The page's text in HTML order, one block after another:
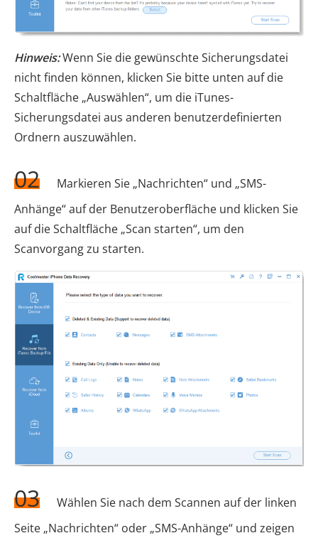
Hinweis:Wenn Sie die gewünschte Sicherungsdatei
nicht finden können, klicken Sie bitte unten auf die
Schaltfläche „Auswählen“, um die iTunes-
Sicherungsdatei aus anderen benutzerdefinierten
Ordnern auszuwählen.
02
Markieren Sie „Nachrichten“ und „SMS-
Anhänge“ auf der Benutzeroberfläche und klicken Sie
auf die Schaltfläche „Scan starten“, um den
Scanvorgang zu starten.
03
Wählen Sie nach dem Scannen auf der linken
Seite „Nachrichten“ oder „SMS-Anhänge“ und zeigen